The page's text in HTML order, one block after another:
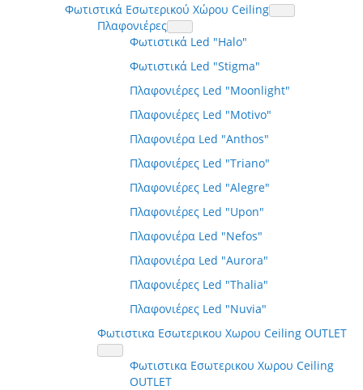
Φωτιστικά Εσωτερικού Χώρου Ceiling
Πλαφονιέρες
Φωτιστικά Led "Halo"
Φωτιστικά Led "Stigma"
Πλαφονιέρες Led "Moonlight"
Πλαφονιέρες Led "Motivo"
Πλαφονιέρα Led "Anthos"
Πλαφονιέρες Led "Triano"
Πλαφονιέρες Led "Alegre"
Πλαφονιέρες Led "Upon"
Πλαφονιέρα Led "Nefos"
Πλαφονιέρα Led "Aurora"
Πλαφονιέρες Led "Thalia"
Πλαφονιέρες Led "Nuvia"
Φωτιστικα Εσωτερικου Χωρου Ceiling OUTLET
Φωτιστικα Εσωτερικου Χωρου Ceiling
OUTLET